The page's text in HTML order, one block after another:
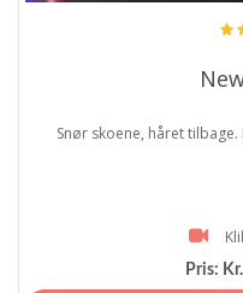
Snør skoene, håret
Pris: